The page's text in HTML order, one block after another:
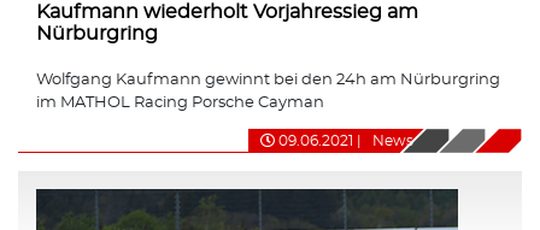
Kaufmann wiederholt Vorjahressieg am
Nürburgring
Wolfgang Kaufmann gewinnt bei den 24h am Nürburgring
im MATHOL Racing Porsche Cayman
09.06.2021 News